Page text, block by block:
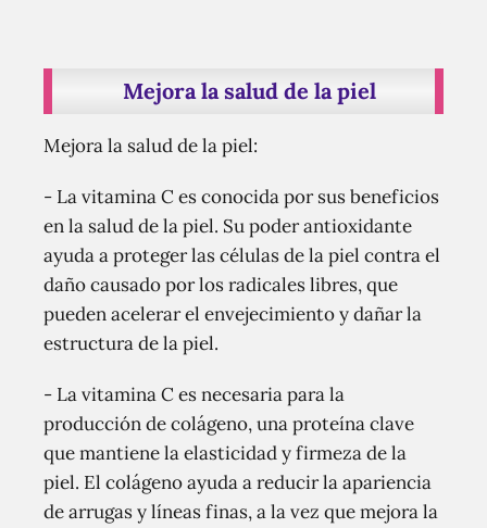
Mejora la salud de la piel
Mejora la salud de la piel:
- La vitamina C es conocida por sus beneficios
en la salud de la piel. Su poder antioxidante
ayuda a proteger las células de la piel contra el
daño causado por los radicales libres, que
pueden acelerar el envejecimiento y dañar la
estructura de la piel.
- La vitamina C es necesaria para la
producción de colágeno, una proteína clave
que mantiene la elasticidad y firmeza de la
piel. El colágeno ayuda a reducir la apariencia
de arrugas y líneas finas, a la vez que mejora la